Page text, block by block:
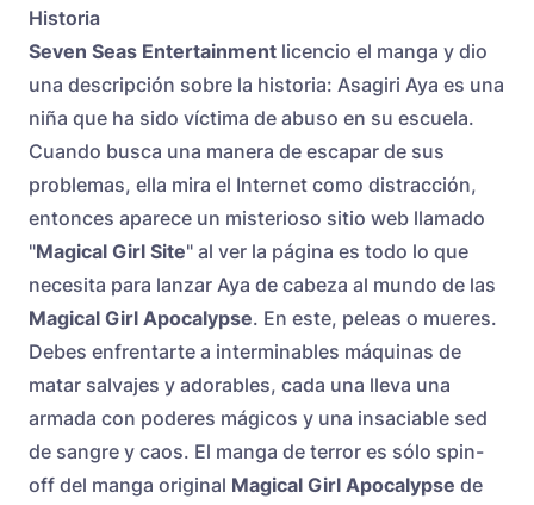
Historia
Seven Seas Entertainment licencio el manga y dio
una descripción sobre la historia: Asagiri Aya es una
niña que ha sido víctima de abuso en su escuela.
Cuando busca una manera de escapar de sus
problemas, ella mira el Internet como distracción,
entonces aparece un misterioso sitio web llamado
"Magical Girl Site" al ver la página es todo lo que
necesita para lanzar Aya de cabeza al mundo de las
Magical Girl Apocalypse. En este, peleas o mueres.
Debes enfrentarte a interminables máquinas de
matar salvajes y adorables, cada una lleva una
armada con poderes mágicos y una insaciable sed
de sangre y caos. El manga de terror es sólo spin-
off del manga original Magical Girl Apocalypse de